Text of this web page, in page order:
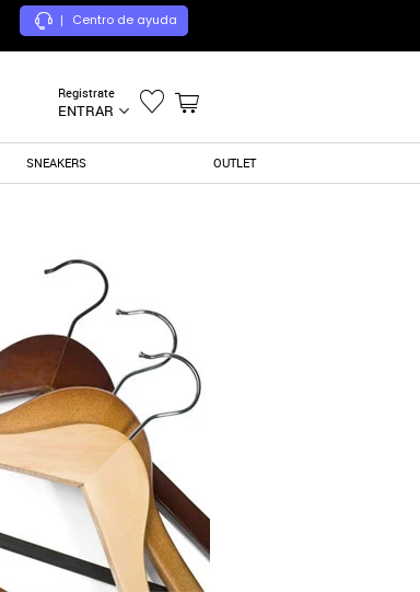
| Centro de ayuda
Registrate
ENTRAR
SNEAKERS OUTLET